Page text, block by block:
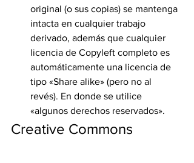
original (o sus copias) se mantenga
intacta en cualquier trabajo
derivado, además que cualquier
licencia de Copyleft completo es
automáticamente una licencia de
tipo «Share alike» (pero no al
revés). En donde se utilice
«algunos derechos reservados».
Creative Commons